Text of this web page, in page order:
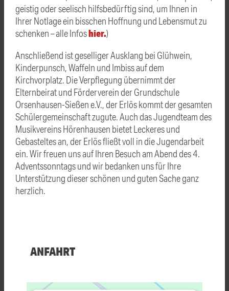
geistig oder seelisch hilfsbedürftig sind, um Ihnen in
Ihrer Notlage ein bisschen Hoffnung und Lebensmut zu
schenken – alle Infoshier.)
Anschließend ist geselliger Ausklang bei Glühwein,
Kinderpunsch, Waffeln und Imbiss auf dem
Kirchvorplatz. Die Verpflegung übernimmt der
Elternbeirat und Förderverein der Grundschule
Orsenhausen-Sießen e.V., der Erlös kommt der gesamten
Schülergemeinschaft zugute. Auch das Jugendteam des
Musikvereins Hörenhausen bietet Leckeres und
Gebasteltes an, der Erlös fließt voll in die Jugendarbeit
ein. Wir freuen uns auf Ihren Besuch am Abend des 4.
Adventssonntags und wir bedanken uns für Ihre
Unterstützung dieser schönen und guten Sache ganz
herzlich.
ANFAHRT